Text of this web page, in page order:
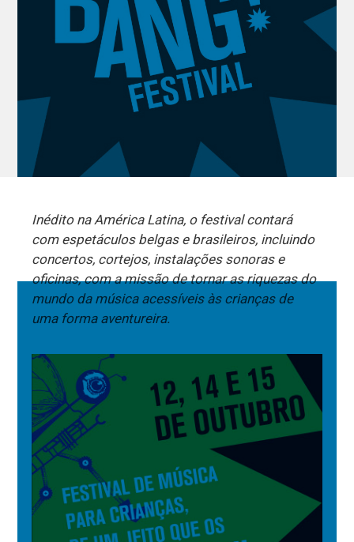
Inédito na América Latina, o festival contará
com espetáculos belgas e brasileiros, incluindo
concertos, cortejos, instalações sonoras e
oficinas, com a missão de tornar as riquezas do
mundo da música acessíveis às crianças de
uma forma aventureira.